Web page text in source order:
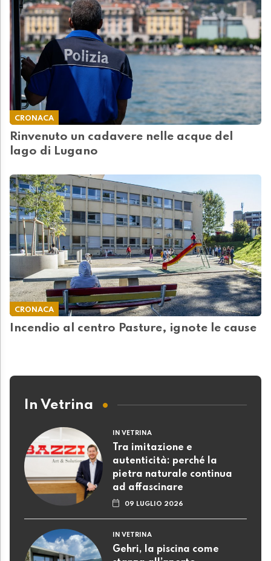
CRONACA
Rinvenuto un cadavere nelle acque del
lago di Lugano
CRONACA
Incendio al centro Pasture, ignote le cause
In Vetrina
IN VETRINA
Tra imitazione e
autenticità: perché la
pietra naturale continua
ad affascinare
09 LUGLIO 2026
IN VETRINA
Gehri, la piscina come